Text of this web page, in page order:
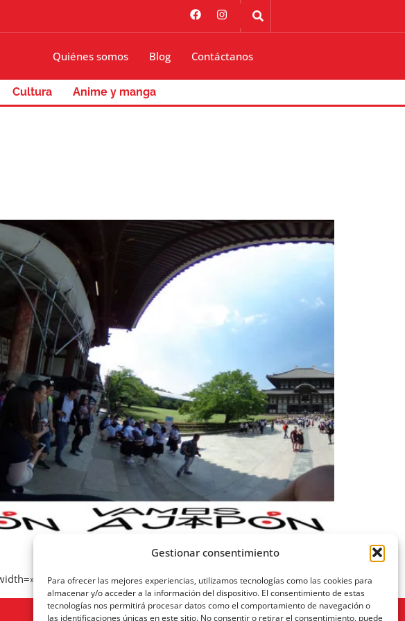
Gestionar consentimiento
Para ofrecer las mejores experiencias, utilizamos tecnologías como las cookies para
almacenar y/o acceder a la información del dispositivo. El consentimiento de estas
tecnologías nos permitirá procesar datos como el comportamiento de navegación o
las identificaciones únicas en este sitio. No consentir o retirar el consentimiento, puede
Quiénes somos Blog Contáctanos
Cultura Anime y manga
]